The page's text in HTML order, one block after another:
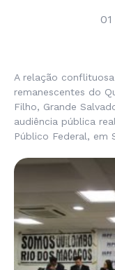
A relação
remanescentes do
Filho, Grande
audiência pública
Público Federal, em